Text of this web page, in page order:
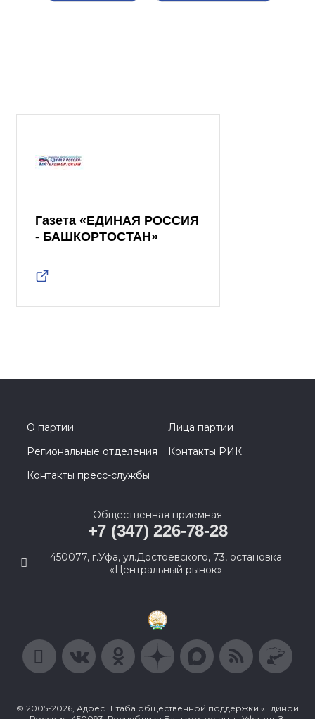
Газета «ЕДИНАЯ РОССИЯ
- БАШКОРТОСТАН»
О партии
Лица партии
Региональные отделения
Контакты РИК
Контакты пресс-службы
Общественная приемная
+7 (347) 226-78-28
450077, г.Уфа, ул.Достоевского, 73, остановка
«Центральный рынок»
© 2005-2026, Адрес Штаба общественной поддержки «Единой